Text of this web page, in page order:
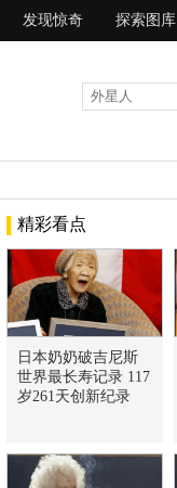
发现惊奇 探索图库
精彩看点
日本奶奶破吉尼斯
世界最长寿记录 117
岁261天创新纪录